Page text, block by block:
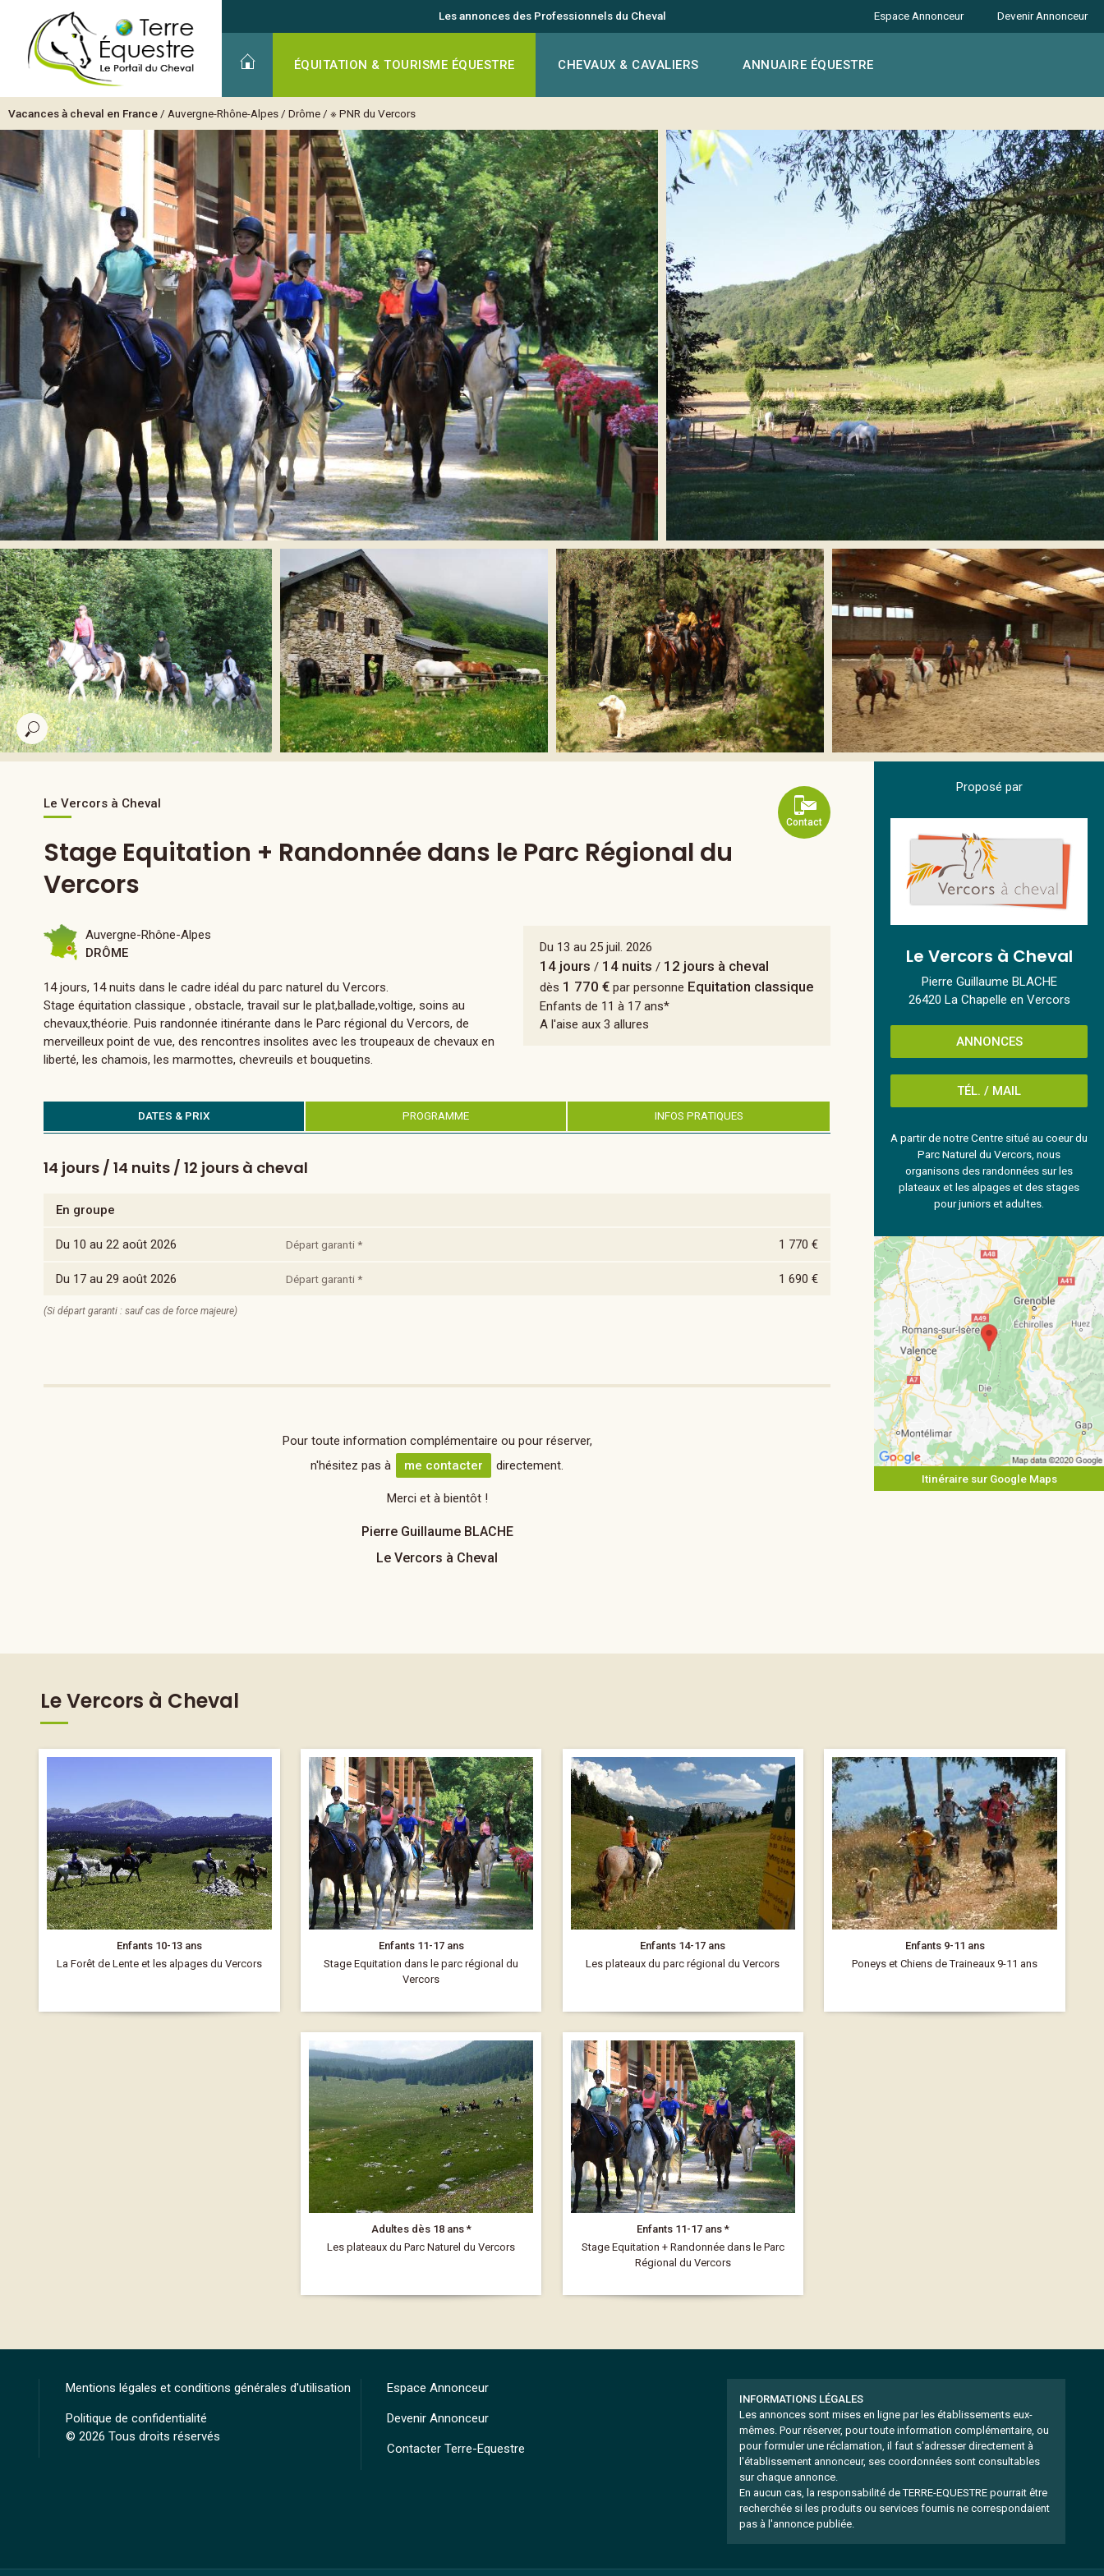
Les annonces des Professionnels du Cheval
ÉQUITATION & TOURISME ÉQUESTRE CHEVAUX & CAVALIERS ANNUAIRE ÉQUESTRE
Espace Annonceur Devenir Annonceur
Vacances à cheval en France / Auvergne-Rhône-Alpes / Drôme / ※ PNR du Vercors
Contact
Le Vercors à Cheval
Stage Equitation + Randonnée dans le Parc Régional du
Vercors
Du 13 au 25 juil. 2026
14 jours / 14 nuits / 12 jours à cheval
dès 1 770 €par personne Equitation classique
Enfants de 11 à 17 ans*
A l'aise aux 3 allures
Auvergne-Rhône-Alpes
DRÔME
14 jours, 14 nuits dans le cadre idéal du parc naturel du Vercors.
Stage équitation classique , obstacle, travail sur le plat,ballade,voltige, soins au
chevaux,théorie. Puis randonnée itinérante dans le Parc régional du Vercors, de
merveilleux point de vue, des rencontres insolites avec les troupeaux de chevaux en
liberté, les chamois, les marmottes, chevreuils et bouquetins.
DATES & PRIX PROGRAMME INFOS PRATIQUES
14 jours / 14 nuits / 12 jours à cheval
En groupe
Du 10 au 22 août 2026 1 770 €
Départ garanti *
Du 17 au 29 août 2026 1 690 €
Départ garanti *
(Si départ garanti : sauf cas de force majeure)
Pour toute information complémentaire ou pour réserver,
n'hésitez pas à
me contacter directement.
Merci et à bientôt !
Pierre Guillaume BLACHE
Le Vercors à Cheval
Proposé par
Le Vercors à Cheval
Pierre Guillaume BLACHE
26420 La Chapelle en Vercors
ANNONCES
TÉL. / MAIL
A partir de notre Centre situé au coeur du
Parc Naturel du Vercors, nous
organisons des randonnées sur les
plateaux et les alpages et des stages
pour juniors et adultes.
Itinéraire sur Google Maps
Le Vercors à Cheval
Enfants 10-13 ans
La Forêt de Lente et les alpages du Vercors
Enfants 11-17 ans
Stage Equitation dans le parc régional du
Vercors
Enfants 14-17 ans
Les plateaux du parc régional du Vercors
Enfants 9-11 ans
Poneys et Chiens de Traineaux 9-11 ans
Adultes dès 18 ans *
Les plateaux du Parc Naturel du Vercors
Enfants 11-17 ans *
Stage Equitation + Randonnée dans le Parc
Régional du Vercors
INFORMATIONS LÉGALES
Les annonces sont mises en ligne par les établissements eux-
mêmes. Pour réserver, pour toute information complémentaire, ou
pour formuler une réclamation, il faut s'adresser directement à
l'établissement annonceur, ses coordonnées sont consultables
sur chaque annonce.
En aucun cas, la responsabilité de TERRE-EQUESTRE pourrait être
recherchée si les produits ou services fournis ne correspondaient
pas à l'annonce publiée.
Mentions légales et conditions générales d'utilisation
Politique de confidentialité
© 2026 Tous droits réservés
Espace Annonceur
Devenir Annonceur
Contacter Terre-Equestre